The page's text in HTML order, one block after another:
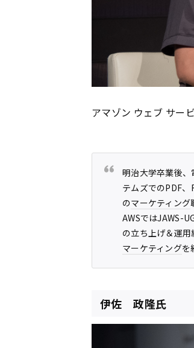
アマゾン ウェブ サー
明治大学卒業後、
テムズでのPDF
のマーケティング
AWSではJAWS-
の立ち上げ＆運
マーケティングを
伊佐 政隆氏